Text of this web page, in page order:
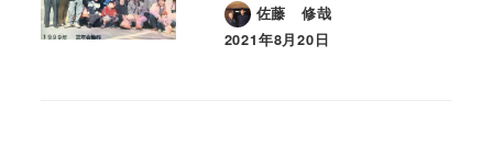
佐藤 修哉
投稿日
2021年8月20日